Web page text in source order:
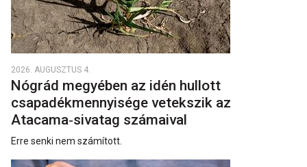
2026. AUGUSZTUS 4.
Nógrád megyében az idén hullott
csapadékmennyisége vetekszik az
Atacama‑sivatag számaival
Erre senki nem számított.